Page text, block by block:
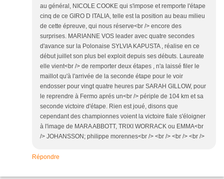
au général, NICOLE COOKE qui s'impose et remporte l'étape
cinq de ce GIRO D ITALIA, telle est la position au beau milieu
de cette épreuve, qui nous réserve<br /> encore des
surprises. MARIANNE VOS leader avec quatre secondes
d'avance sur la Polonaise SYLVIA KAPUSTA , réalise en ce
début juillet son plus bel exploit depuis ses débuts. Laureate
elle vient<br /> de remporter deux étapes , n'a laissé filer le
maillot qu'à l'arrivée de la seconde étape pour le voir
endosser pour vingt quatre heures par SARAH GILLOW, pour
le reprendre à Fermo aprés un<br /> périple de 104 km et sa
seconde victoire d'étape. Rien est joué, disons que
cependant des championnes voient la victoire fiale s'éloigner
à l'image de MARA ABBOTT, TRIXI WORRACK ou EMMA<br
/> JOHANSSON; philippe morennes<br /> <br /> <br /> <br />
Répondre